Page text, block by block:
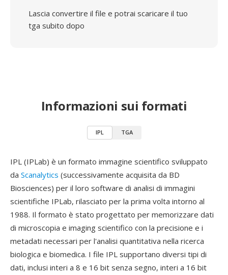
Lascia convertire il file e potrai scaricare il tuo
tga subito dopo
Informazioni sui formati
IPL TGA
IPL (IPLab) è un formato immagine scientifico sviluppato
da Scanalytics (successivamente acquisita da BD
Biosciences) per il loro software di analisi di immagini
scientifiche IPLab, rilasciato per la prima volta intorno al
1988. Il formato è stato progettato per memorizzare dati
di microscopia e imaging scientifico con la precisione e i
metadati necessari per l'analisi quantitativa nella ricerca
biologica e biomedica. I file IPL supportano diversi tipi di
dati, inclusi interi a 8 e 16 bit senza segno, interi a 16 bit